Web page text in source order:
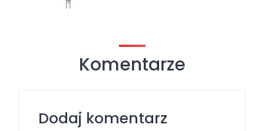
Komentarze
Dodaj komentarz